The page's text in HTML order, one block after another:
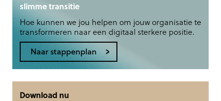
slimme transitie
Hoe kunnen we jou helpen om jouw organisatie te
transformeren naar een digitaal sterkere positie.
Naar stappenplan
Download nu